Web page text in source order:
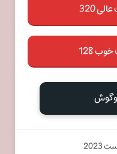
320
128